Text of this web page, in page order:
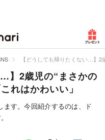
【どうしても帰りたくない…】2
…】2歳児の“まさかの
れはかわいい」
ます。今回紹介するのは、ド